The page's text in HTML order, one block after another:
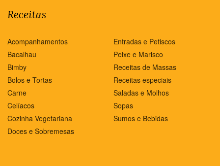
Receitas
Acompanhamentos
Bacalhau
Bimby
Bolos e Tortas
Carne
Celíacos
Cozinha Vegetariana
Doces e Sobremesas
Entradas e Petiscos
Peixe e Marisco
Receitas de Massas
Receitas especiais
Saladas e Molhos
Sopas
Sumos e Bebidas